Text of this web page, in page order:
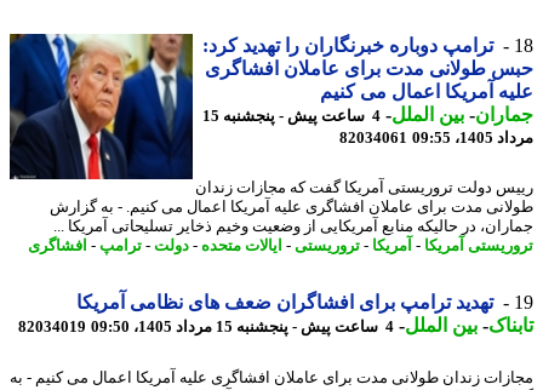
ترامپ دوباره خبرنگاران را تهدید کرد:
طولانی مدت برای عاملان افشاگری
آمریکا اعمال می کنیم
- بین الملل-
4 ساعت پیش - پنجشنبه 15
09:55
82034061
دولت تروریستی آمریکا گفت که مجازات زندان
مدت برای عاملان افشاگری علیه آمریکا اعمال می کنیم. - به گزارش
در حالیکه منابع آمریکایی از وضعیت وخیم ذخایر تسلیحاتی آمریکا ...
آمریکا- آمریکا- تروریستی-ایالات متحده-دولت-ترامپ -افشاگری
تهدید ترامپ برای افشاگران ضعف های نظامی آمریکا
-بین الملل-4 ساعت پیش - پنجشنبه 15 مرداد 1405، 09:50 82034019
زندان طولانی مدت برای عاملان افشاگری علیه آمریکا اعمال می کنیم - به